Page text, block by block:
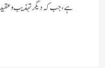
ہے، جب کہ دیگر تہذیب و